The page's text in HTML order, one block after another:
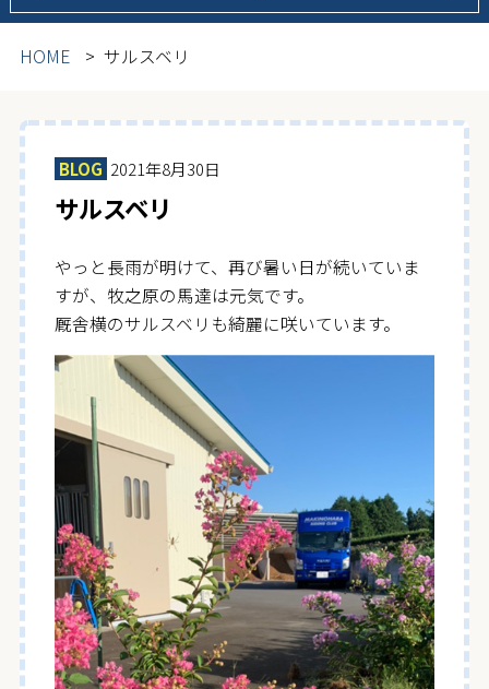
HOME サルスベリ
BLOG 2021年8月30日
サルスベリ
やっと長雨が明けて、再び暑い日が続いていま
すが、牧之原の馬達は元気です。
厩舎横のサルスベリも綺麗に咲いています。